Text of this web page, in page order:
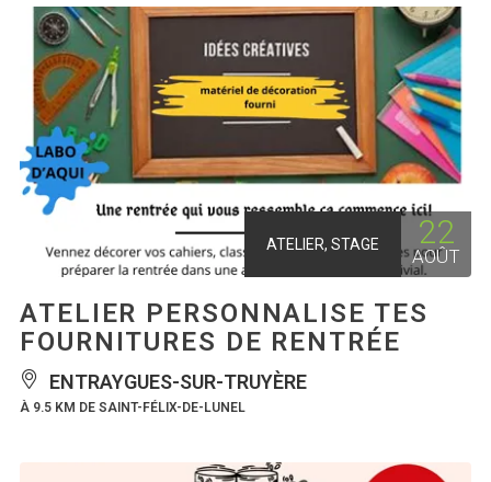
ATELIER, STAGE 22
AOÛT
ATELIER PERSONNALISE TES
FOURNITURES DE RENTRÉE
ENTRAYGUES-SUR-TRUYÈRE
À 9.5 KM DE SAINT-FÉLIX-DE-LUNEL